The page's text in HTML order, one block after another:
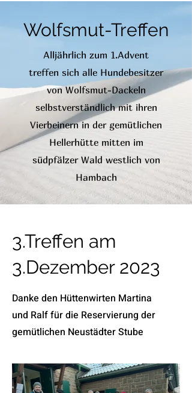
Wolfsmut-Treffen
Alljährlich zum 1.Advent
treffen sich alle Hundebesitzer
von Wolfsmut-Dackeln
selbstverständlich mit ihren
Vierbeinern in der gemütlichen
Hellerhütte mitten im
südpfälzer Wald westlich von
Hambach
3.Treffen am
3.Dezember 2023
Danke den Hüttenwirten Martina
und Ralf für die Reservierung der
gemütlichen Neustädter Stube